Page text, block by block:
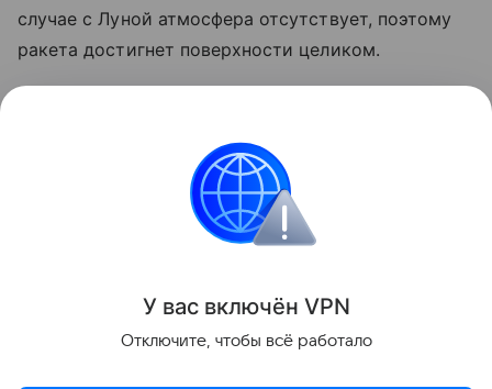
случае с Луной атмосфера отсутствует, поэтому
ракета достигнет поверхности целиком.
об атмосфере древней Земли.
Луна российские ученые
Поделиться
У вас включён VPN
Отключите, чтобы всё работало